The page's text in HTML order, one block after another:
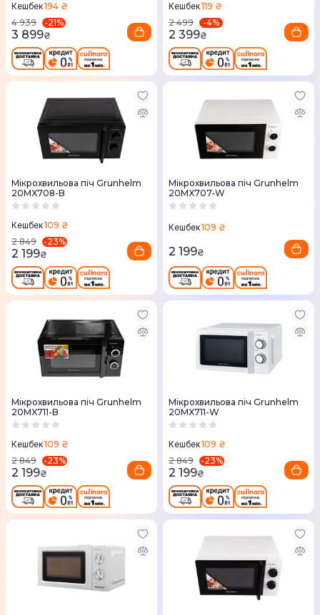
Кешбек194 ₴
4 939
-21%
3 899₴
Кешбек119 ₴
2 499
-4%
2 399₴
Мікрохвильова піч Grunhelm
20MX708-B
Кешбек109 ₴
2 849
-23%
2 199₴
Мікрохвильова піч Grunhelm
20MX707-W
Кешбек109 ₴
2 199₴
Мікрохвильова піч Grunhelm
20MX711-B
Кешбек109 ₴
2 849
-23%
2 199₴
Мікрохвильова піч Grunhelm
20MX711-W
Кешбек109 ₴
2 849
-23%
2 199₴